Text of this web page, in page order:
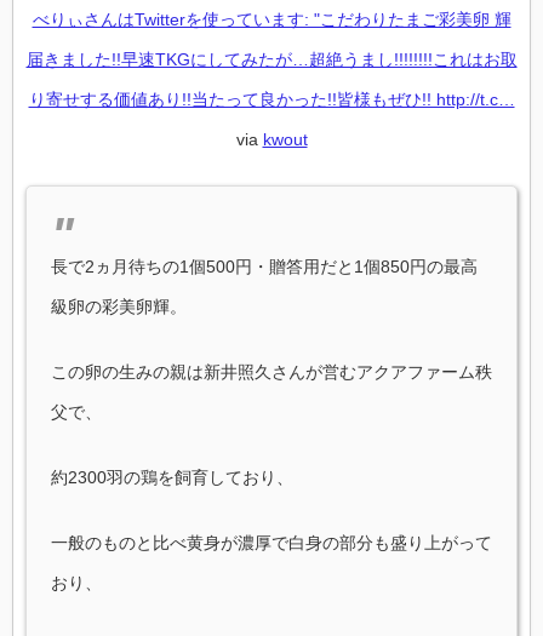
べりぃさんはTwitterを使っています: "こだわりたまご彩美卵 輝
届きました!!早速TKGにしてみたが…超絶うまし!!!!!!!!これはお取
り寄せする価値あり!!当たって良かった!!皆様もぜひ!! http://t.c…
via kwout
長で2ヵ月待ちの1個500円・贈答用だと1個850円の最高
級卵の彩美卵輝。
この卵の生みの親は新井照久さんが営むアクアファーム秩
父で、
約2300羽の鶏を飼育しており、
一般のものと比べ黄身が濃厚で白身の部分も盛り上がって
おり、